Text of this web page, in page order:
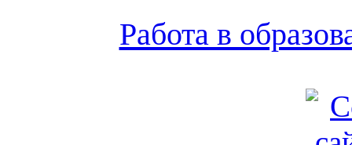
Работа в